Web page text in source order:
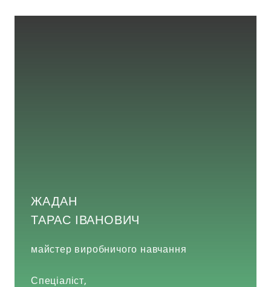
ЖАДАН
ТАРАС ІВАНОВИЧ
майстер виробничого навчання
Спеціаліст,